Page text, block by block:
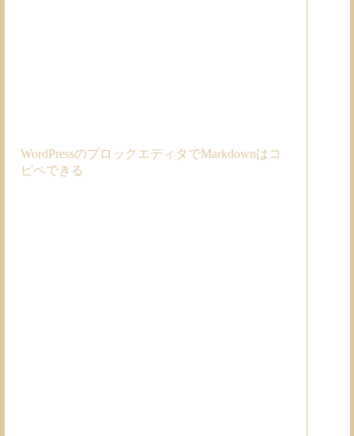
WordPressのブロックエディタでMarkdownはコ
ピペできる